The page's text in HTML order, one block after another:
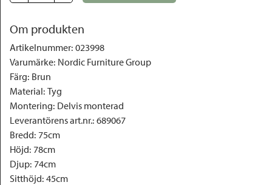
Om produkten
Artikelnummer: 023998
Varumärke: Nordic Furniture Group
Färg: Brun
Material: Tyg
Montering: Delvis monterad
Leverantörens art.nr.: 689067
Bredd: 75cm
Höjd: 78cm
Djup: 74cm
Sitthöjd: 45cm